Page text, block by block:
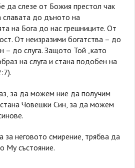
да слезе от Божия престол чак
славата до дъното на
на Бога до нас грешниците. От
От неизразими богатства – до
– до слуга. Защото Той „като
на слуга и стана подобен на
за да можем ние да получим
Човешки Син, за да можем
неговото смирение, трябва да
Му състояние.